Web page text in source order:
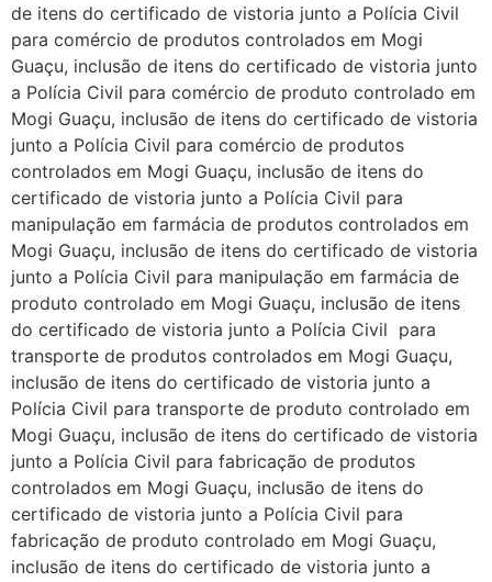
de itens do certificado de vistoria junto a Polícia Civil
para comércio de produtos controlados em Mogi
Guaçu, inclusão de itens do certificado de vistoria junto
a Polícia Civil para comércio de produto controlado em
Mogi Guaçu, inclusão de itens do certificado de vistoria
junto a Polícia Civil para comércio de produtos
controlados em Mogi Guaçu, inclusão de itens do
certificado de vistoria junto a Polícia Civil para
manipulação em farmácia de produtos controlados em
Mogi Guaçu, inclusão de itens do certificado de vistoria
junto a Polícia Civil para manipulação em farmácia de
produto controlado em Mogi Guaçu, inclusão de itens
do certificado de vistoria junto a Polícia Civil para
transporte de produtos controlados em Mogi Guaçu,
inclusão de itens do certificado de vistoria junto a
Polícia Civil para transporte de produto controlado em
Mogi Guaçu, inclusão de itens do certificado de vistoria
junto a Polícia Civil para fabricação de produtos
controlados em Mogi Guaçu, inclusão de itens do
certificado de vistoria junto a Polícia Civil para
fabricação de produto controlado em Mogi Guaçu,
inclusão de itens do certificado de vistoria junto a